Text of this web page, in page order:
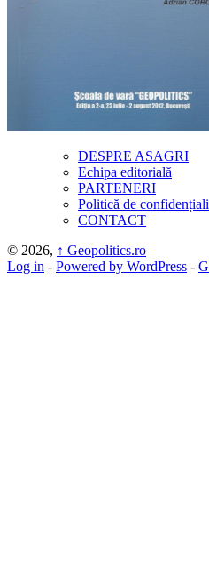
DESPRE ASAGRI
Echipa editorială
PARTENERI
Politică de
CONTACT
© 2026, ↑ Geopolitics.ro
Log in - Powered by WordPress -